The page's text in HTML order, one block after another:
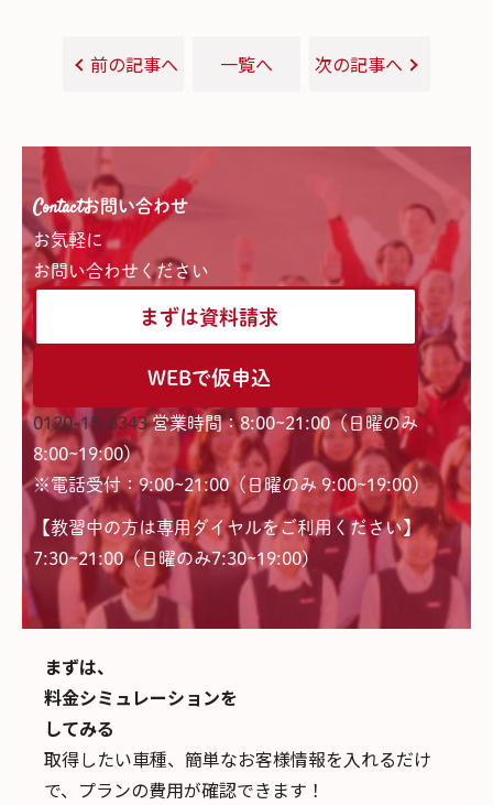
前の記事へ 一覧へ 次の記事へ
Contactお問い合わせ
お気軽に
お問い合わせください
まずは資料請求
WEBで仮申込
0120-15-6343 営業時間：8:00~21:00（日曜のみ
8:00~19:00）
※電話受付：9:00~21:00（日曜のみ 9:00~19:00）
【教習中の方は専用ダイヤルをご利用ください】
7:30~21:00（日曜のみ7:30~19:00)
まずは、
料金シミュレーションを
してみる
取得したい車種、簡単なお客様情報を入れるだけ
で、 プランの費用が確認できます！